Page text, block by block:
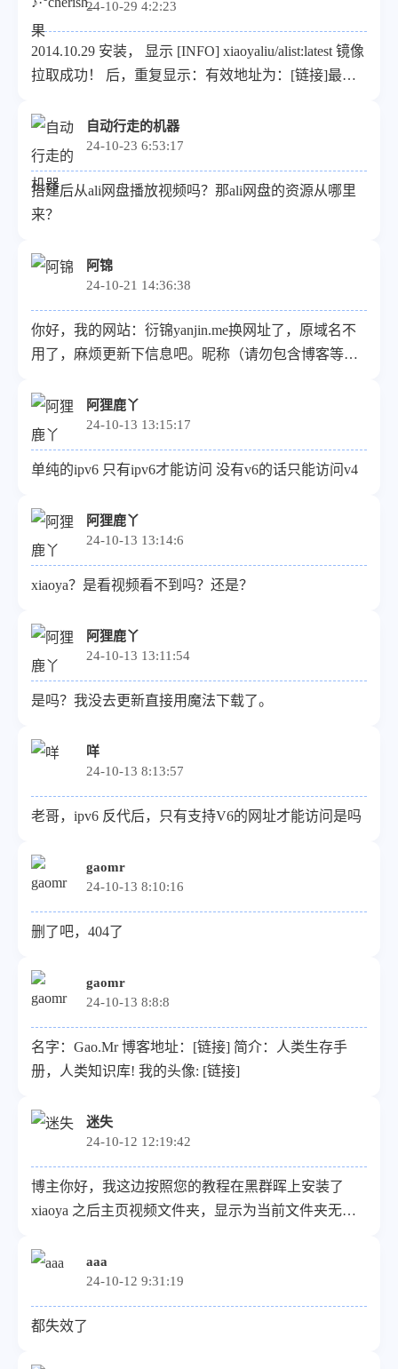
24-10-29 4:2:23
2014.10.29 安装， 显示 [INFO] xiaoyaliu/alist:latest 镜像
拉取成功！ 后，重复显示：有效地址为：[链接]最新
自动行走的机器
24-10-23 6:53:17
搭建后从ali网盘播放视频吗？那ali网盘的资源从哪里
来？
阿锦
24-10-21 14:36:38
你好，我的网站：衍锦yanjin.me换网址了，原域名不
用了，麻烦更新下信息吧。昵称（请勿包含博客等字
个人主页）：[链接]头像图片url（请提供尽可能清晰
的图片）：[链接]描述：记录生活点滴！
阿狸鹿丫
24-10-13 13:15:17
单纯的ipv6 只有ipv6才能访问 没有v6的话只能访问v4
阿狸鹿丫
24-10-13 13:14:6
xiaoya？是看视频看不到吗？还是？
阿狸鹿丫
24-10-13 13:11:54
是吗？我没去更新直接用魔法下载了。
咩
24-10-13 8:13:57
老哥，ipv6 反代后，只有支持V6的网址才能访问是吗
gaomr
24-10-13 8:10:16
删了吧，404了
gaomr
24-10-13 8:8:8
名字：Gao.Mr 博客地址：[链接] 简介：人类生存手
册，人类知识库! 我的头像: [链接]
迷失
24-10-12 12:19:42
博主你好，我这边按照您的教程在黑群晖上安装了
xiaoya 之后主页视频文件夹，显示为当前文件夹无图
aaa
24-10-12 9:31:19
都失效了